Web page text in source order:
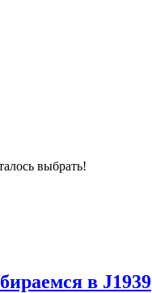
выбрать!
в J1939